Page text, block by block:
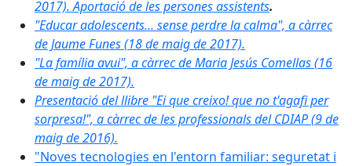
2017). Aportació de les persones assistents.
"Educar adolescents... sense perdre la calma", a càrrec
de Jaume Funes (18 de maig de 2017).
"La família avui", a càrrec de Maria Jesús Comellas (16
de maig de 2017).
Presentació del llibre "Ei que creixo! que no t'agafi per
sorpresa!", a càrrec de les professionals del CDIAP (9 de
maig de 2016).
"Noves tecnologies en l'entorn familiar: seguretat i